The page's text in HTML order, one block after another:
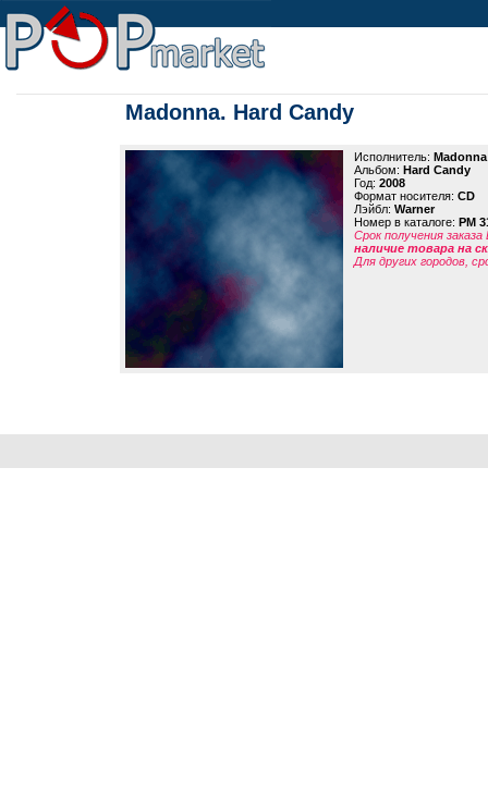
Madonna. Hard Candy
Исполнитель: Madonna
Альбом: Hard Candy
Год: 2008
Формат носителя: CD
Лэйбл: Warner
Номер в каталоге: PM
Срок получения
наличие товара на
Для других городов,